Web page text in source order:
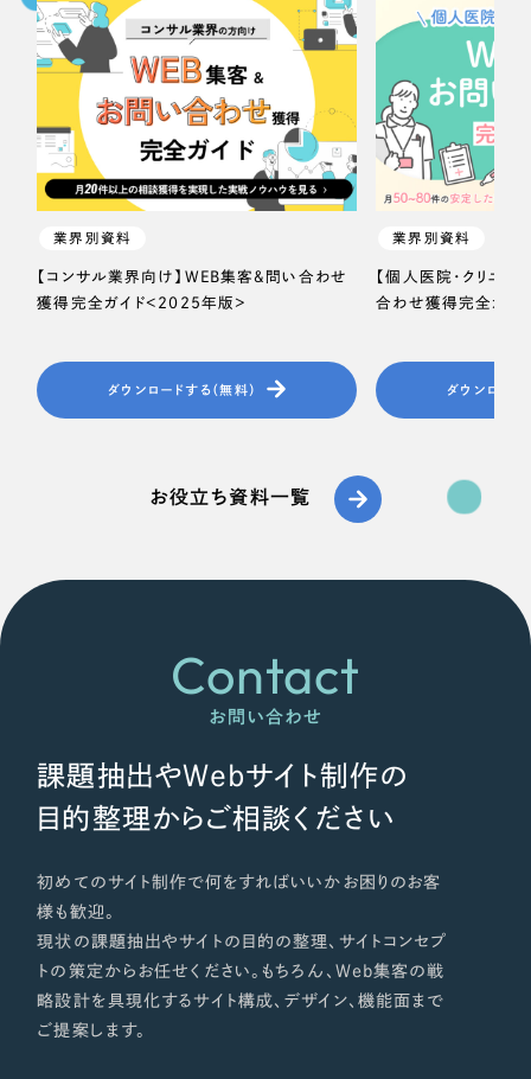
業界別資料
【コンサル業界向け】WEB集客＆問い合わせ
獲得完全ガイド＜2025年版＞
ダウンロードする（無料）
業界別資料
【個人医院・クリニッ
合わせ獲得完全ガイ
ダウンロード
お役立ち資料一覧
Contact
お問い合わせ
課題抽出やWebサイト制作の
目的整理からご相談ください
初めてのサイト制作で何をすればいいかお困りのお客
様も歓迎。
現状の課題抽出やサイトの目的の整理、サイトコンセプ
トの策定からお任せください。もちろん、Web集客の戦
略設計を具現化するサイト構成、デザイン、機能面まで
ご提案します。